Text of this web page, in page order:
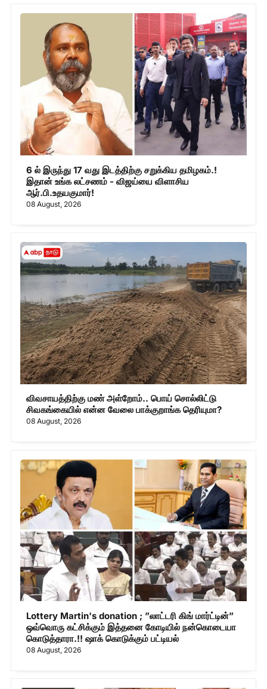
6 ல் இருந்து 17 வது இடத்திற்கு சறுக்கிய தமிழகம்.!
இதான் உங்க லட்சணம் - விஜய்யை விளாசிய
ஆர்.பி.உதயகுமார்!
08 August, 2026
விவசாயத்திற்கு மண் அள்றோம்.. பொய் சொல்லிட்டு
சிவகங்கையில் என்ன வேலை பாக்குறாங்க தெரியுமா?
08 August, 2026
Lottery Martin's donation ; ”லாட்டரி கிங் மார்ட்டின்”
ஒவ்வொரு கட்சிக்கும் இத்தனை கோடியில் நன்கொடையா
கொடுத்தாரா.!! ஷாக் கொடுக்கும் பட்டியல்
08 August, 2026